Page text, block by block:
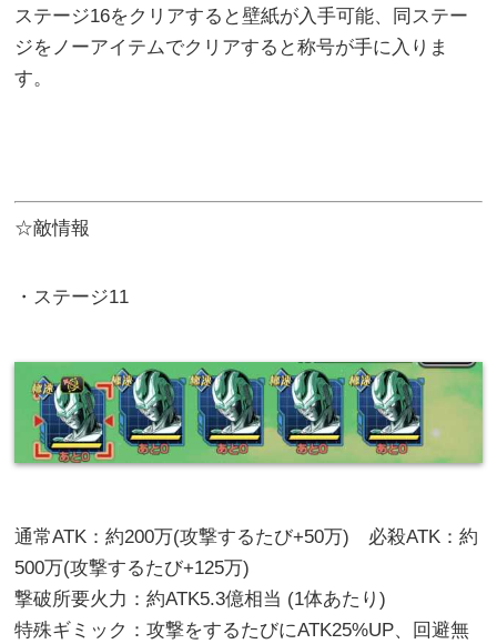
ステージ16をクリアすると壁紙が入手可能、同ステー
ジをノーアイテムでクリアすると称号が手に入りま
す。
☆敵情報
・ステージ11
通常ATK：約200万(攻撃するたび+50万) 必殺ATK：約
500万(攻撃するたび+125万)
撃破所要火力：約ATK5.3億相当 (1体あたり)
特殊ギミック：攻撃をするたびにATK25%UP、回避無